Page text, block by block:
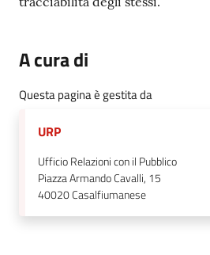
A cura di
Questa pagina è gestita da
URP
Ufficio Relazioni con il Pubblico
Piazza Armando Cavalli, 15
40020Casalfiumanese